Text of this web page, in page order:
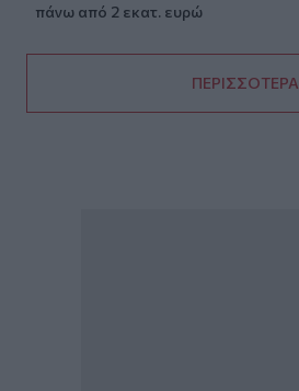
πάνω από 2 εκατ. ευρώ
ΠΕΡΙΣΣΟΤΕΡΑ